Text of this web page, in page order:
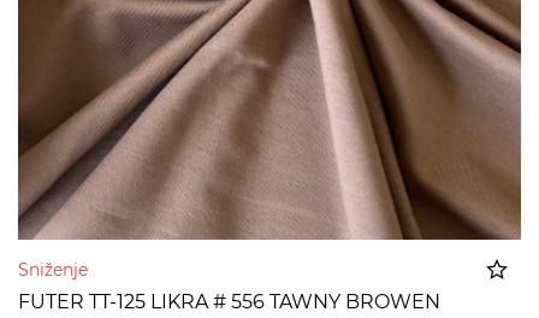
Sniženje
FUTER TT-125 LIKRA # 556 TAWNY BROWEN